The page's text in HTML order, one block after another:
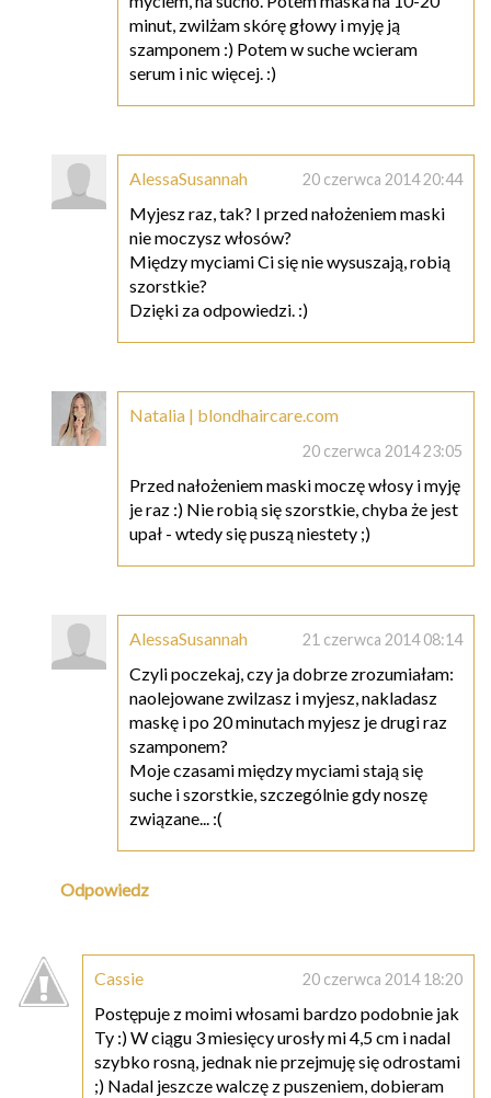
minut, zwilżam skórę głowy i myję ją
szamponem :) Potem w suche wcieram
serum i nic więcej. :)
AlessaSusannah 20 czerwca 2014 20:44
Myjesz raz, tak? I przed nałożeniem maski
nie moczysz włosów?
Między myciami Ci się nie wysuszają, robią
szorstkie?
Dzięki za odpowiedzi. :)
Natalia | blondhaircare.com
20 czerwca 2014 23:05
Przed nałożeniem maski moczę włosy i myję
je raz :) Nie robią się szorstkie, chyba że jest
upał - wtedy się puszą niestety ;)
AlessaSusannah 21 czerwca 2014 08:14
Czyli poczekaj, czy ja dobrze zrozumiałam:
naolejowane zwilzasz i myjesz, nakladasz
maskę i po 20 minutach myjesz je drugi raz
szamponem?
Moje czasami między myciami stają się
suche i szorstkie, szczególnie gdy noszę
związane... :(
Odpowiedz
Cassie 20 czerwca 2014 18:20
Postępuje z moimi włosami bardzo podobnie jak
Ty :) W ciągu 3 miesięcy urosły mi 4,5 cm i nadal
szybko rosną, jednak nie przejmuję się odrostami
;) Nadal jeszcze walczę z puszeniem, dobieram